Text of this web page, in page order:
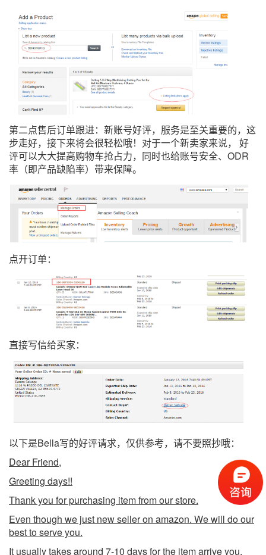
第二点售后订单跟进：新账号好评，服务是至关重要的，这
步走好，接下来将会很轻松哦！对于一个新卖家来说， 好
评可以大大提高购物车抢占力，同时也给账号安全、ODR
率（即产品缺陷率）带来保障。
点开订单：
直接写信给买家：
以下是Bella写的好评请求，仅供参考，请不要照抄哦：
Dear Friend,
Greeting days!!
Thank you for purchasing item from our store.
Even though we just new seller on amazon. We will do our
best to serve you.
It usually takes around 7-10 days for the item arrive you.